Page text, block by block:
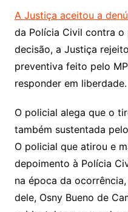
A Justiça aceitou a
da Polícia Civil contra o
decisão, a Justiça
preventiva feito pelo
responder em liberdade.
O policial alega que o
também sustentada
O policial que atirou e
depoimento à Polícia
na época da
dele, Osny Bueno de